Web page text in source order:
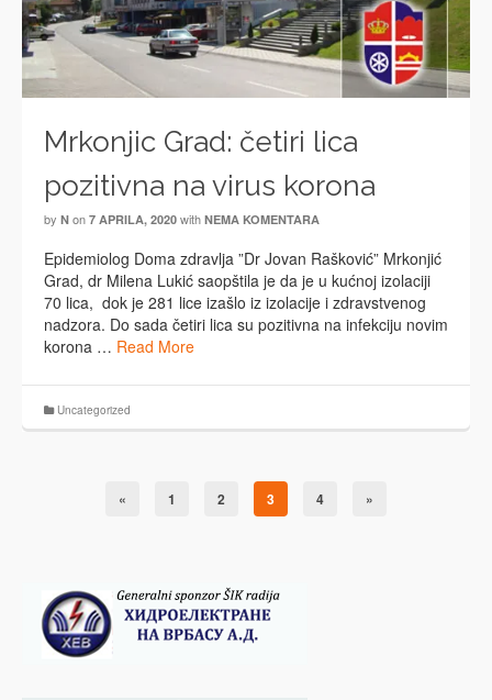
Mrkonjic Grad: četiri lica
pozitivna na virus korona
by N on 7 APRILA, 2020 with NEMA KOMENTARA
Epidemiolog Doma zdravlja ”Dr Jovan Rašković” Mrkonjić
Grad, dr Milena Lukić saopštila je da je u kućnoj izolaciji
70 lica, dok je 281 lice izašlo iz izolacije i zdravstvenog
nadzora. Do sada četiri lica su pozitivna na infekciju novim
korona … Read More
Uncategorized
« 1 2 3 4 »